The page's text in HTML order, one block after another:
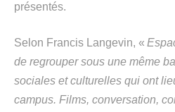
présentés.
Selon Francis Langevin, «
de regrouper sous une même
sociales et culturelles qui ont
campus. Films, conversation,